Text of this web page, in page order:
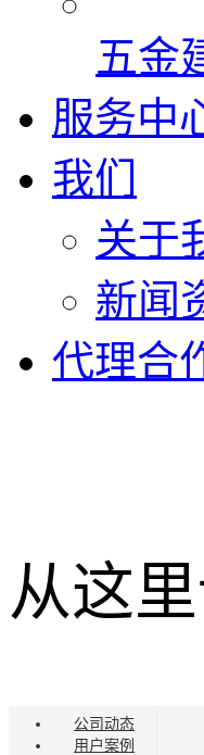
五金
服务中
我们
关于
新闻
代理合
从这里
公司动态
用户案例